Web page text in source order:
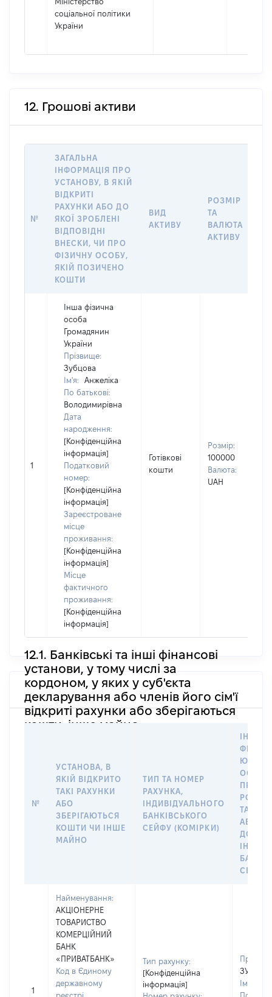
соціальної політики
України
12. Грошові активи
№
ЗАГАЛЬНА
ІНФОРМАЦІЯ ПРО
УСТАНОВУ, В ЯКІЙ
ВІДКРИТІ
РАХУНКИ АБО ДО
ЯКОЇ ЗРОБЛЕНІ
ВІДПОВІДНІ
ВНЕСКИ, ЧИ ПРО
ФІЗИЧНУ ОСОБУ,
ЯКІЙ ПОЗИЧЕНО
КОШТИ
ВИД
АКТИВУ
РОЗМІР
ТА
ВАЛЮТА
АКТИВУ
1
Інша фізична
особа
Громадянин
України
Прізвище:
Зубцова
Ім'я:
Анжеліка
По батькові:
Володимирівна
Дата
народження:
[Конфіденційна
інформація]
Податковий
номер:
[Конфіденційна
інформація]
Зареєстроване
місце
проживання:
[Конфіденційна
інформація]
Місце
фактичного
проживання:
[Конфіденційна
інформація]
Готівкові
кошти
Розмір:
100000
Валюта:
UAH
12.1. Банківські та інші фінансові
установи, у тому числі за
кордоном, у яких у суб'єкта
декларування або членів його сім'ї
відкриті рахунки або зберігаються
кошти, інше майно
№
УСТАНОВА, В
ЯКІЙ ВІДКРИТО
ТАКІ РАХУНКИ
АБО
ЗБЕРІГАЮТЬСЯ
КОШТИ ЧИ ІНШЕ
МАЙНО
ТИП ТА НОМЕР
РАХУНКА,
ІНДИВІДУАЛЬНОГО
БАНКІВСЬКОГО
СЕЙФУ (КОМІРКИ)
ПРАВО
ТАКИМ
АБО
ДО
СЕЙФУ
1
Найменування:
АКЦІОНЕРНЕ
ТОВАРИСТВО
КОМЕРЦІЙНИЙ
БАНК
«ПРИВАТБАНК»
Код в Єдиному
державному
реєстрі
Тип рахунку:
[Конфіденційна
інформація]
Ім'я:
По